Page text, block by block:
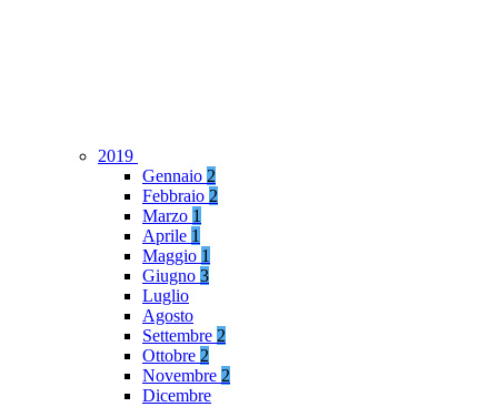
2019
Gennaio 2
Febbraio 2
Marzo 1
Aprile 1
Maggio 1
Giugno 3
Luglio
Agosto
Settembre 2
Ottobre 2
Novembre 2
Dicembre